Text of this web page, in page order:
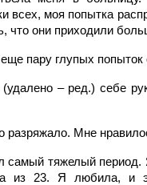
всех, моя попытка
что они приходили
пару глупых
– ред.) себе
разряжало. Мне
самый тяжелый период.
из 23. Я любила, и